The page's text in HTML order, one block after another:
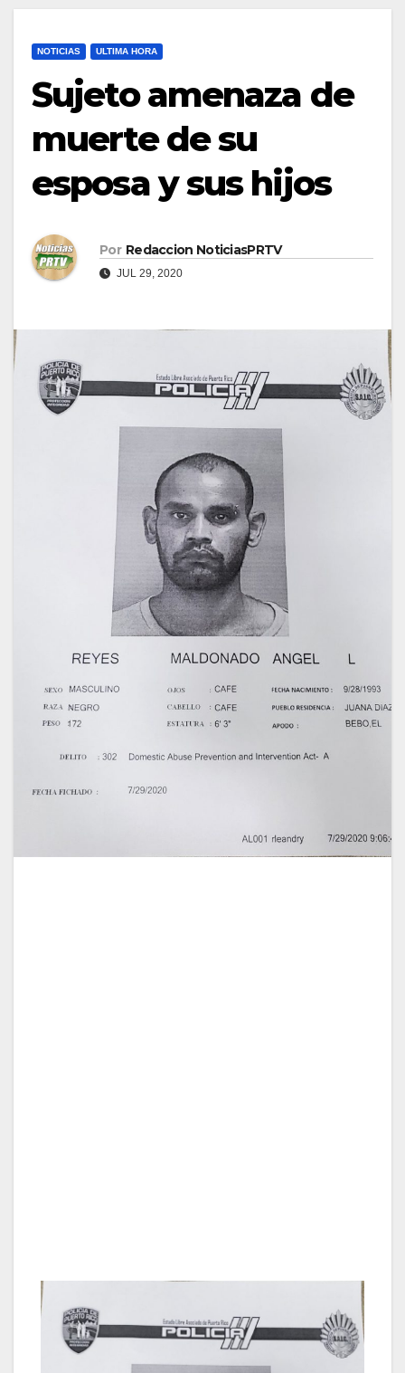
NOTICIAS ULTIMA HORA
Sujeto amenaza de
muerte de su
esposa y sus hijos
Por Redaccion NoticiasPRTV
JUL 29, 2020